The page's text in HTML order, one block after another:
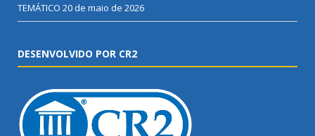
TEMÁTICO 20 de maio de 2026
DESENVOLVIDO POR CR2